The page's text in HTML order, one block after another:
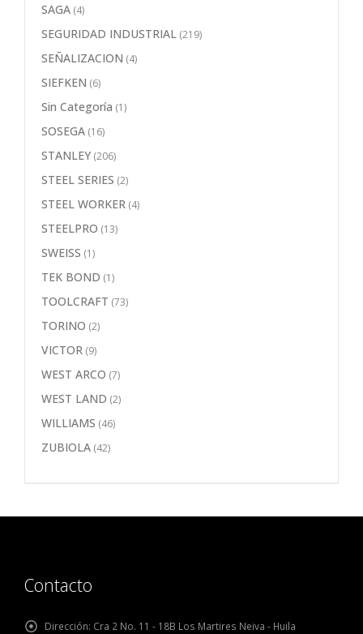
SAGA (4)
SEGURIDAD INDUSTRIAL (219)
SEÑALIZACION (4)
SIEFKEN (6)
Sin Categoría (1)
SOSEGA (16)
STANLEY (206)
STEEL SERIES (2)
STEEL WORKER (4)
STEELPRO (13)
SWEISS (1)
TEK BOND (1)
TOOLCRAFT (73)
TORINO (2)
VICTOR (9)
WEST ARCO (7)
WEST LAND (2)
WILLIAMS (46)
ZUBIOLA (42)
Contacto
Dirección: Cra 2 No. 11 - 18B Los Martires Neiva - Huila